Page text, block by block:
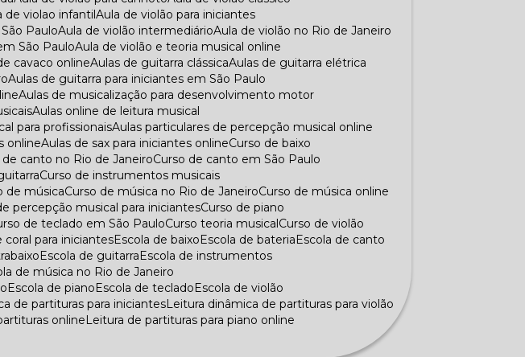
de violao infantil
Aula de violão para iniciantes
Paulo Aula de violão intermediário
Aula de violão no Rio de Janeiro
São Paulo
Aula de violão e teoria musical online
de cavaco online Aulas de guitarra clássica
Aulas de guitarra elétrica
Aulas de guitarra para iniciantes em São Paulo
Aulas de musicalização para desenvolvimento motor
Aulas online de leitura musical
para profissionais
Aulas particulares de percepção musical online
online Aulas de sax para iniciantes online
Curso de baixo
de canto no Rio de Janeiro
Curso de canto em São Paulo
Curso de instrumentos musicais
de música Curso de música no Rio de Janeiro
Curso de música online
percepção musical para iniciantes
Curso de piano
de teclado em São Paulo Curso teoria musical
Curso de violão
coral para iniciantes Escola de baixo Escola de bateria
Escola de canto
Escola de guitarra
Escola de instrumentos
de música no Rio de Janeiro
Escola de piano Escola de teclado
Escola de violão
de partituras para iniciantes Leitura dinâmica de partituras para violão
online
Leitura de partituras para piano online